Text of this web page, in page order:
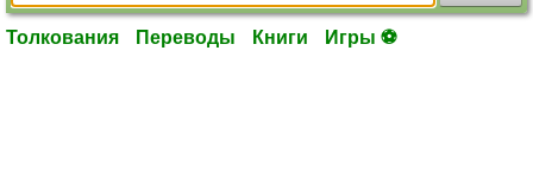
Толкования Переводы Книги Игры ⚽